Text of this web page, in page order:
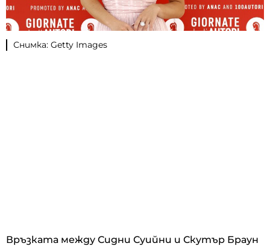
Снимка: Getty Images
Връзката между Сидни Суийни и Скутър Браун